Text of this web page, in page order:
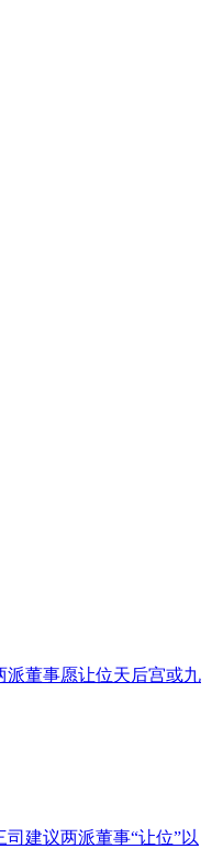
派董事愿让位天后宫或九
建议两派董事“让位”以